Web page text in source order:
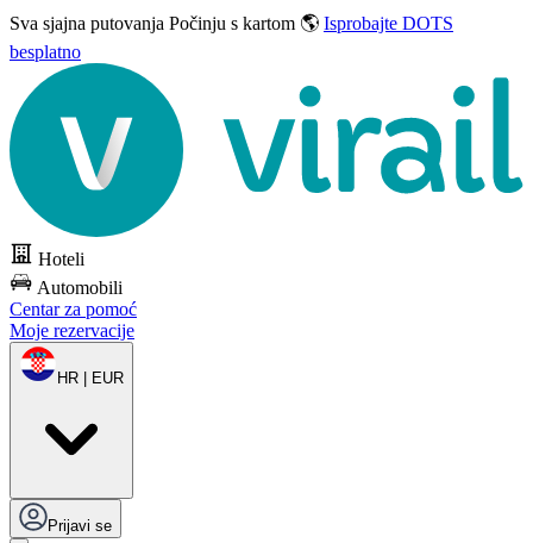
Sva sjajna putovanja Počinju s kartom 🌎 Isprobajte DOTS
besplatno
Hoteli
Automobili
Centar za pomoć
Moje rezervacije
HR | EUR
Prijavi se